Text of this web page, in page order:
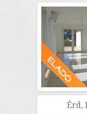
Érd,